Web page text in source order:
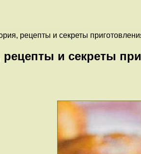
рецепты и секреты
и секреты